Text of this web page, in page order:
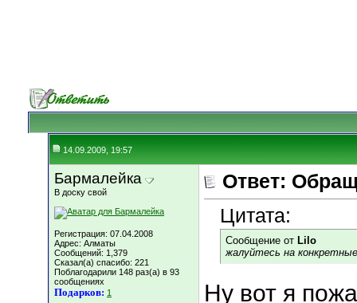
14.09.2009, 19:57
Бармалейка
В доску свой
Регистрация: 07.04.2008
Адрес: Алматы
Сообщений: 1,379
Сказал(а) спасибо: 221
Поблагодарили 148 раз(а) в 93
сообщениях
Подарков: 1
Ответ:
Цитата:
Сообщение от Lilo
жалуйтесь на
Ну вот я